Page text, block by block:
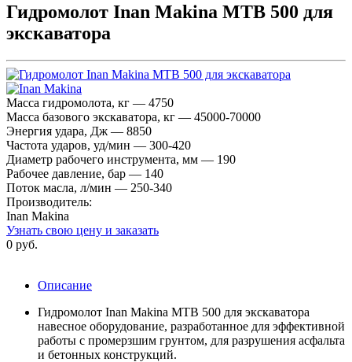
Гидромолот Inan Makina MTB 500 для
экскаватора
Масса гидромолота, кг — 4750
Масса базового экскаватора, кг — 45000-70000
Энергия удара, Дж — 8850
Частота ударов, уд/мин — 300-420
Диаметр рабочего инструмента, мм — 190
Рабочее давление, бар — 140
Поток масла, л/мин — 250-340
Производитель:
Inan Makina
Узнать свою цену и заказать
0 руб.
Описание
Гидромолот Inan Makina MTB 500 для экскаватора
навесное оборудование, разработанное для эффективной
работы с промерзшим грунтом, для разрушения асфальта
и бетонных конструкций.